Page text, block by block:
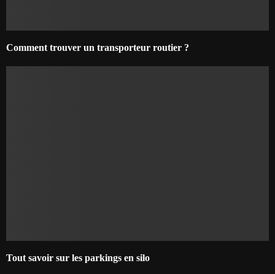
Comment trouver un transporteur routier ?
Tout savoir sur les parkings en silo